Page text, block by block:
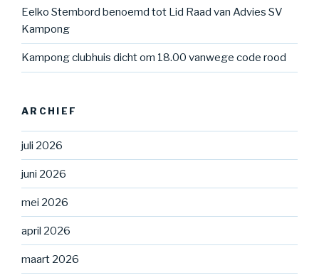
Eelko Stembord benoemd tot Lid Raad van Advies SV
Kampong
Kampong clubhuis dicht om 18.00 vanwege code rood
ARCHIEF
juli 2026
juni 2026
mei 2026
april 2026
maart 2026